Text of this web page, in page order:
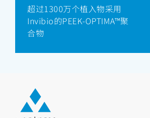
超过1300万个植入物采用
Invibio的PEEK-OPTIMA™聚
合物